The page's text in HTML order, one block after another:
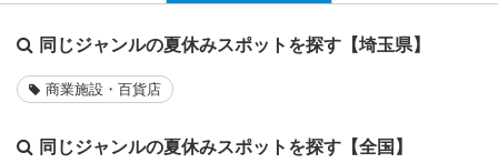
同じジャンルの夏休みスポットを探す【埼玉県】
商業施設・百貨店
同じジャンルの夏休みスポットを探す【全国】